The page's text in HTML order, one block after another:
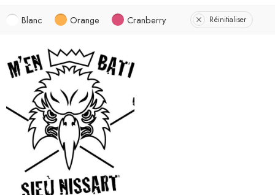
Blanc Orange Cranberry Réinitialiser